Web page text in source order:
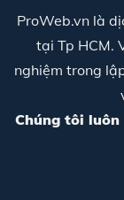
ProWeb.vn là
tại Tp HCM.
nghiệm trong
Chúng tôi